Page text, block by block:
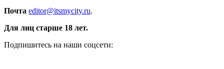
Почта editor@itsmycity.ru.
Для лиц старше 18 лет.
Подпишитесь на наши соцсети: